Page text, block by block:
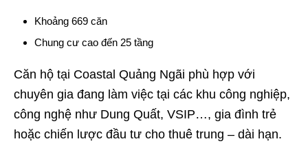
Khoảng 669 căn
Chung cư cao đến 25 tầng
Căn hộ tại Coastal Quảng Ngãi phù hợp với
chuyên gia đang làm việc tại các khu công nghiệp,
công nghệ như Dung Quất, VSIP…, gia đình trẻ
hoặc chiến lược đầu tư cho thuê trung – dài hạn.